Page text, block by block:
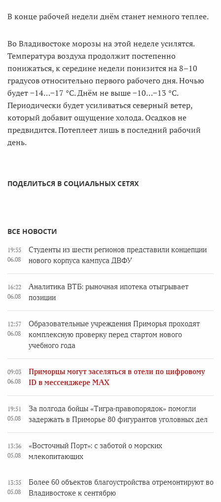
В конце рабочей недели днём станет немного теплее.
Во Владивостоке морозы на этой неделе усилятся.
Температура воздуха продолжит постепенно
понижаться, к середине недели понизится на 8–10
градусов относительно первого рабочего дня. Ночью
будет −14…−17 °С. Днём не выше −10…−13 °С.
Периодически будет усиливаться северный ветер,
который добавит ощущение холода. Осадков не
предвидится. Потеплеет лишь в последний рабочий
день.
ПОДЕЛИТЬСЯ В СОЦИАЛЬНЫХ СЕТЯХ
ВСЕ НОВОСТИ
19:55
06.08
Студенты из шести регионов представили концепции
нового корпуса кампуса ДВФУ
16:22
06.08
Аналитика ВТБ: рыночная ипотека отыгрывает
позиции
12:57
06.08
Образовательные учреждения Приморья проходят
комплексную проверку перед стартом нового
учебного года
09:03
06.08
Приморцы могут заселяться в отели по цифровому
ID в мессенджере MAX
19:51
05.08
За полгода бойцы «Тигра-правопорядок» помогли
задержать в Приморье 80 фигурантов уголовных дел
13:36
05.08
«Восточный Порт»: с заботой о морских
млекопитающих
13:35
05.08
Более 60 объектов благоустройства отремонтируют во
Владивостоке к сентябрю